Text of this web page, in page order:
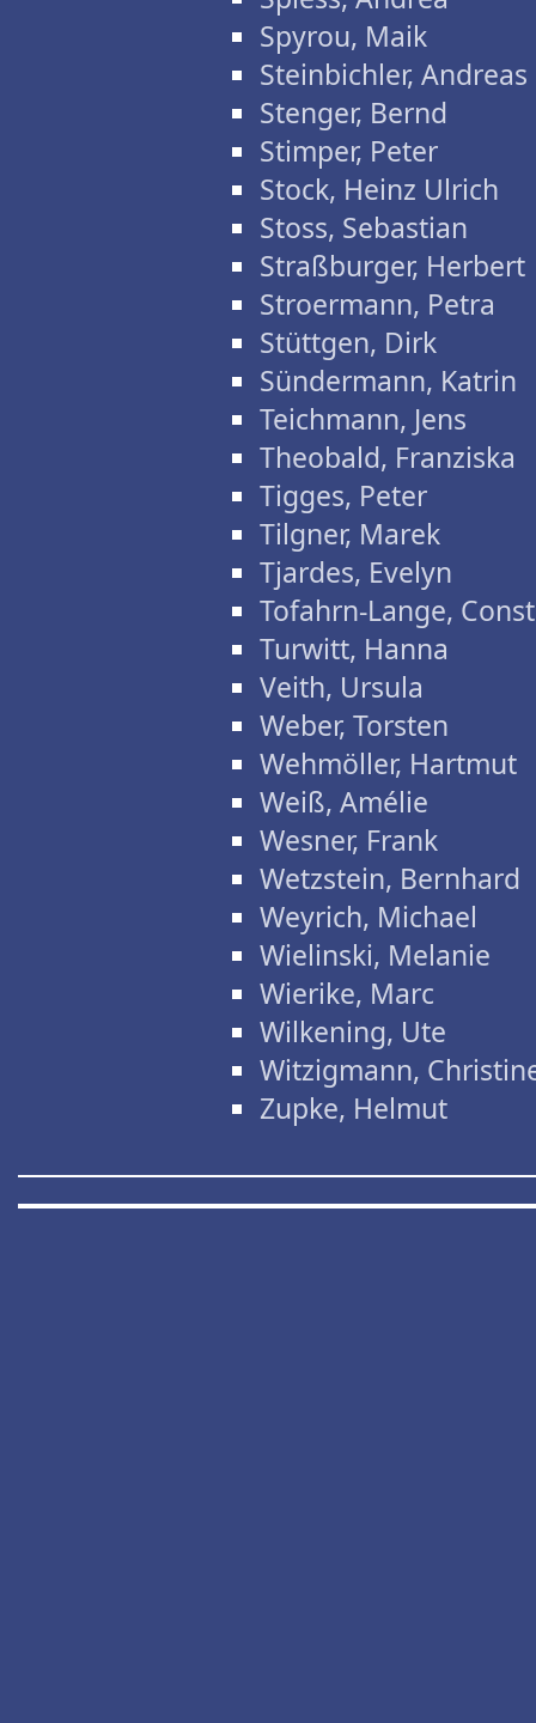
Spyrou, Maik
Steinbichler, Andreas
Stenger, Bernd
Stimper, Peter
Stock, Heinz Ulrich
Stoss, Sebastian
Straßburger, Herbert
Stroermann, Petra
Stüttgen, Dirk
Sündermann, Katrin
Teichmann, Jens
Theobald, Franziska
Tigges, Peter
Tilgner, Marek
Tjardes, Evelyn
Tofahrn-Lange,
Turwitt, Hanna
Veith, Ursula
Weber, Torsten
Wehmöller, Hartmut
Weiß, Amélie
Wesner, Frank
Wetzstein, Bernhard
Weyrich, Michael
Wielinski, Melanie
Wierike, Marc
Wilkening, Ute
Witzigmann,
Zupke, Helmut